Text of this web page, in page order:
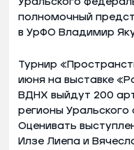
полномочный
в УрФО Владимир
Турнир
июня на выставке
ВДНХ выйдут 200
регионы Уральского
Оценивать
Илзе Лиепа и